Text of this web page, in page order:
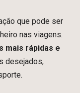
que pode ser
nas viagens.
mais rápidas e
desejados,